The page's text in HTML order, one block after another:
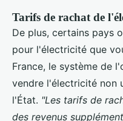
Tarifs de rachat de
De plus, certains pays
pour l'électricité que
France, le système de
vendre l'électricité non
l'État. "Les tarifs de
des revenus